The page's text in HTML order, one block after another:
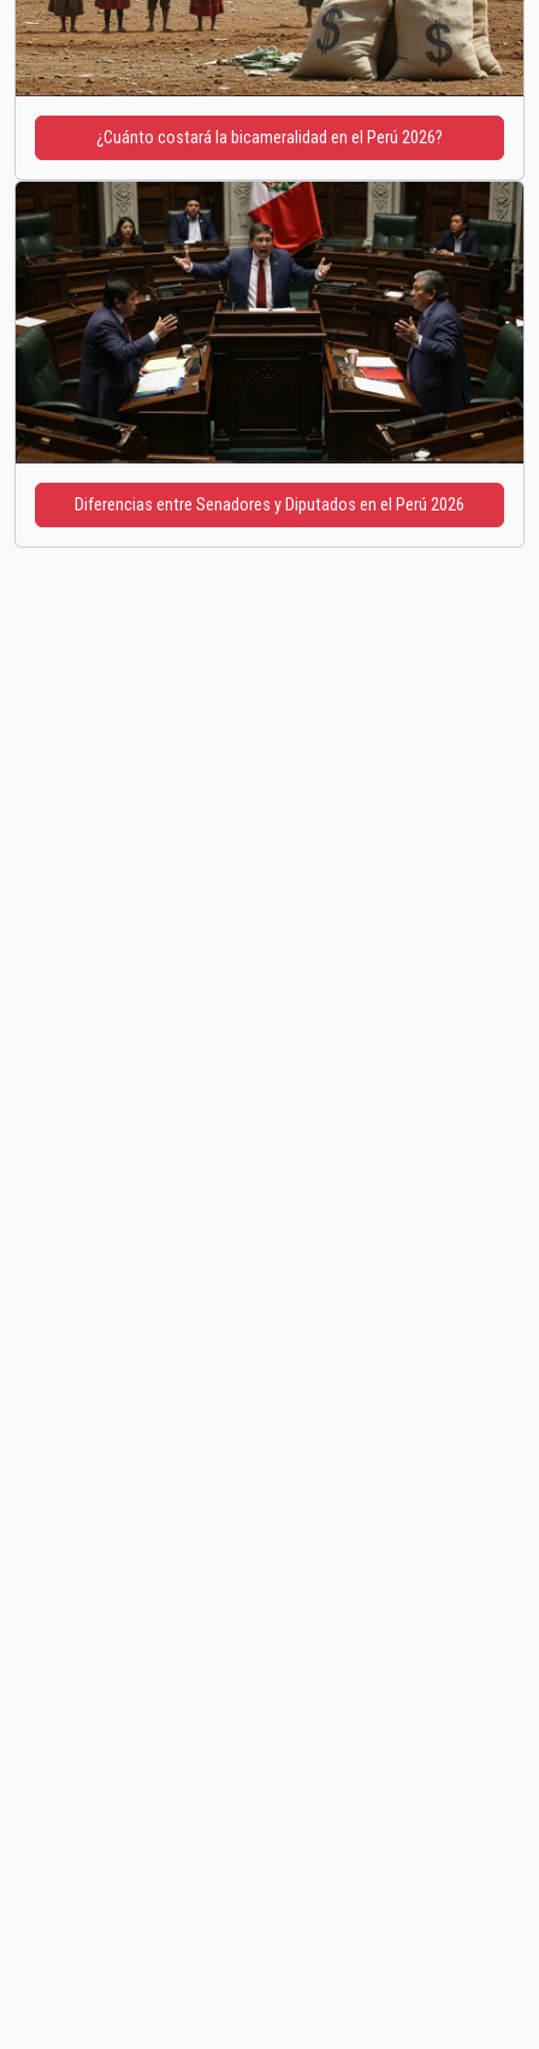
¿Cuánto costará la bicameralidad en el Perú 2026?
Diferencias entre Senadores y Diputados en el Perú 2026